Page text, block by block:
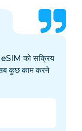
को सक्रिय
कुछ काम करने